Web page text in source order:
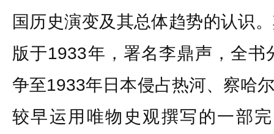
国历史演变及其总体趋势的认识
版于1933年，署名李鼎声，全
争至1933年日本侵占热河、察哈
较早运用唯物史观撰写的一部